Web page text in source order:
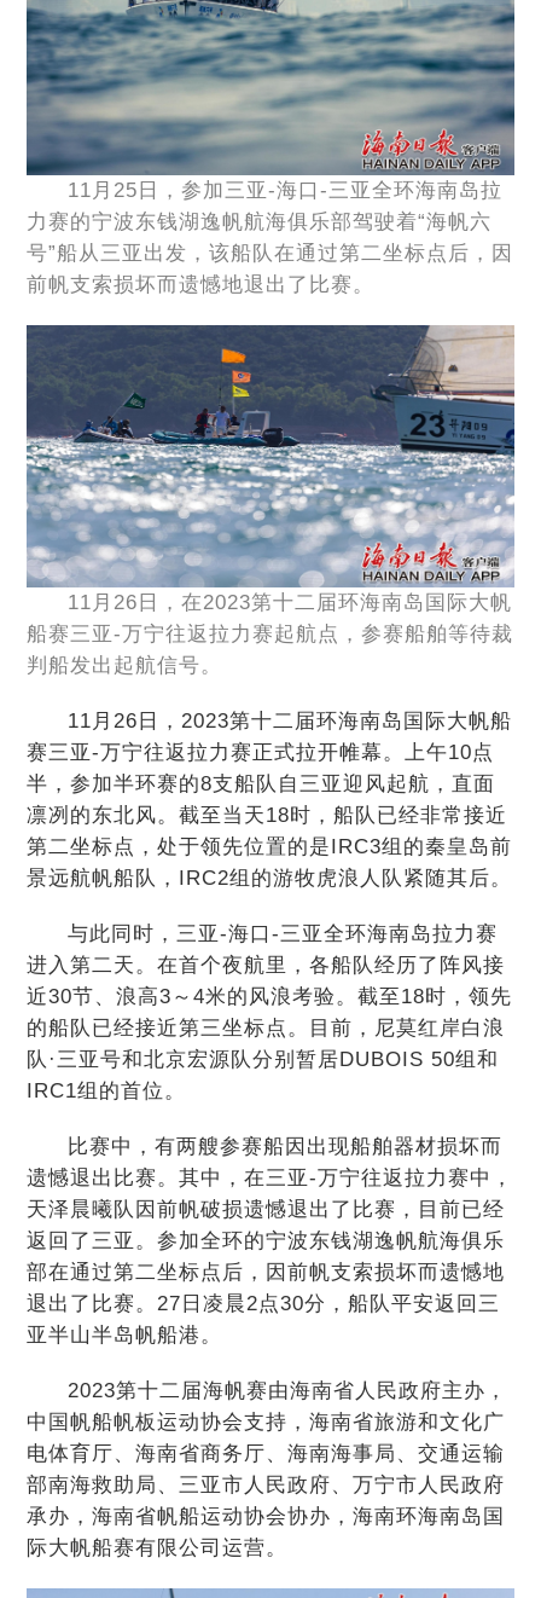
11月25日，参加三亚-海口-三亚全环海南岛拉
力赛的宁波东钱湖逸帆航海俱乐部驾驶着“海帆六
号”船从三亚出发，该船队在通过第二坐标点后，因
前帆支索损坏而遗憾地退出了比赛。
11月26日，在2023第十二届环海南岛国际大帆
船赛三亚-万宁往返拉力赛起航点，参赛船舶等待裁
判船发出起航信号。
11月26日，2023第十二届环海南岛国际大帆船
赛三亚-万宁往返拉力赛正式拉开帷幕。上午10点
半，参加半环赛的8支船队自三亚迎风起航，直面
凛冽的东北风。截至当天18时，船队已经非常接近
第二坐标点，处于领先位置的是IRC3组的秦皇岛前
景远航帆船队，IRC2组的游牧虎浪人队紧随其后。
与此同时，三亚-海口-三亚全环海南岛拉力赛
进入第二天。在首个夜航里，各船队经历了阵风接
近30节、浪高3～4米的风浪考验。截至18时，领先
的船队已经接近第三坐标点。目前，尼莫红岸白浪
队·三亚号和北京宏源队分别暂居DUBOIS 50组和
IRC1组的首位。
比赛中，有两艘参赛船因出现船舶器材损坏而
遗憾退出比赛。其中，在三亚-万宁往返拉力赛中，
天泽晨曦队因前帆破损遗憾退出了比赛，目前已经
返回了三亚。参加全环的宁波东钱湖逸帆航海俱乐
部在通过第二坐标点后，因前帆支索损坏而遗憾地
退出了比赛。27日凌晨2点30分，船队平安返回三
亚半山半岛帆船港。
2023第十二届海帆赛由海南省人民政府主办，
中国帆船帆板运动协会支持，海南省旅游和文化广
电体育厅、海南省商务厅、海南海事局、交通运输
部南海救助局、三亚市人民政府、万宁市人民政府
承办，海南省帆船运动协会协办，海南环海南岛国
际大帆船赛有限公司运营。